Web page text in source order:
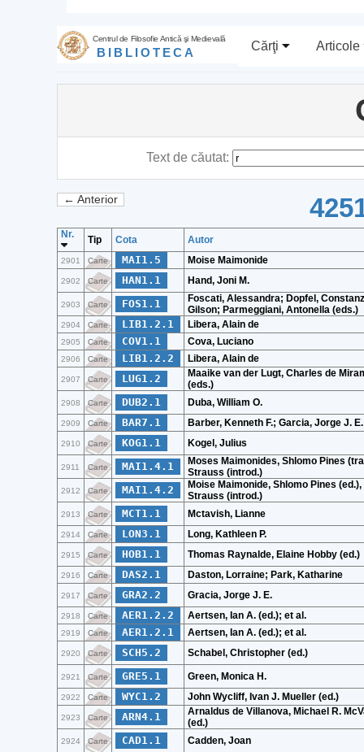
Centrul de Filosofie Antică şi Medievală
BIBLIOTECA Cărţi Articole
Text de căutat:
← Anterior
Nr. Tip Cota Autor
2901 Carte MAI1.5 Moise Maimonide
2902 Carte HAN1.1 Hand, Joni M.
2903 Carte FOS1.1
Foscati, Alessandra; Dopfel,
Gilson; Parmeggiani, Antonella (eds.)
2904 Carte LIB1.2.1 Libera, Alain de
2905 Carte COV1.1 Cova, Luciano
2906 Carte LIB1.2.2 Libera, Alain de
2907 Carte LUG1.2
Maaike van der Lugt, Charles de
(eds.)
2908 Carte DUB2.1 Duba, William O.
2909 Carte BAR7.1 Barber, Kenneth F.; Garcia, Jorge J.
2910 Carte KOG1.1 Kogel, Julius
2911 Carte MAI1.4.1
Moses Maimonides, Shlomo Pines
Strauss (introd.)
2912 Carte MAI1.4.2
Moise Maimonide, Shlomo Pines (ed.),
Strauss (introd.)
2913 Carte MCT1.1 Mctavish, Lianne
2914 Carte LON3.1 Long, Kathleen P.
2915 Carte HOB1.1 Thomas Raynalde, Elaine Hobby (ed.)
2916 Carte DAS2.1 Daston, Lorraine; Park, Katharine
2917 Carte GRA2.2 Gracia, Jorge J. E.
2918 Carte AER1.2.2 Aertsen, Ian A. (ed.); et al.
2919 Carte AER1.2.1 Aertsen, Ian A. (ed.); et al.
2920 Carte SCH5.2 Schabel, Christopher (ed.)
2921 Carte GRE5.1 Green, Monica H.
2922 Carte WYC1.2 John Wycliff, Ivan J. Mueller (ed.)
2923 Carte ARN4.1
Arnaldus de Villanova, Michael R.
(ed.)
2924 Carte CAD1.1 Cadden, Joan